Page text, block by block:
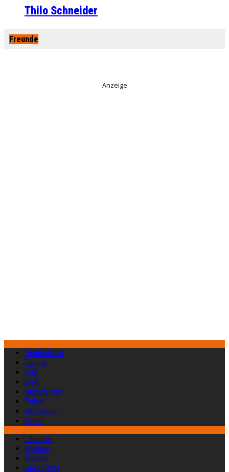
Thilo Schneider
Freunde
Anzeige
Deutschland
Europa
USA
Welt
Nachrichten
Politik
Wirtschaft
Kultur
Lifestyle
Glauben
Medien
Geschichte